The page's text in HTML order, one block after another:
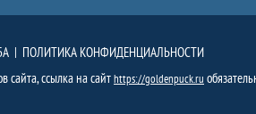
| ПОЛИТИКА КОНФИДЕНЦИАЛЬНОСТИ
сайта, ссылка на сайтhttps://goldenpuck.ru